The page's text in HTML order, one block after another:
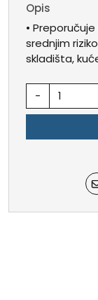
Opis
•
srednjim
skladišta,
-